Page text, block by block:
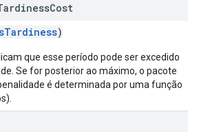
Cost
)
que esse período pode ser excedido
Se for posterior ao máximo, o pacote
é determinada por uma função